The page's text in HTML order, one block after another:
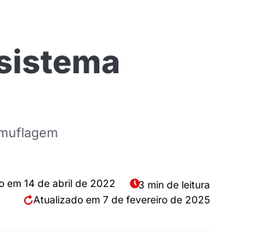
14 de abril de 2022
3 min de leitura
7 de fevereiro de 2025